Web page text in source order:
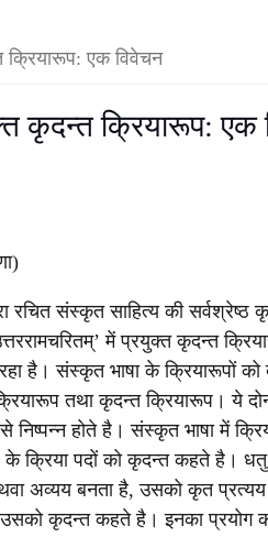
क्रियारूप: एक विवेचन
कृदन्त क्रियारूप: एक
रचित संस्कृत साहित्य की सर्वश्रेष्ठ
में प्रयुक्त कृदन्त
है। संस्कृत भाषा के क्रियारूपों को
तथा कृदन्त क्रियारूप। ये
निष्पन्न होते है। संस्कृत भाषा में
के क्रिया पदों को कृदन्त कहते है।
अव्यय बनता है, उसको कृत
उसको कृदन्त कहते है। इनका प्रयोग